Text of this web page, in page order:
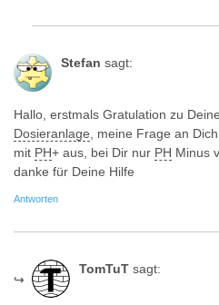
Stefan sagt:
Hallo, erstmals Gratulation zu
Dosieranlage , meine Frage an
mit PH+ aus, bei Dir nur PH Minus
danke für Deine Hilfe
Antworten
TomTuT sagt: